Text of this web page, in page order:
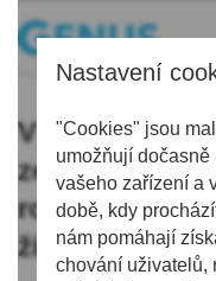
Nastavení
"Cookies" jsou
umožňují
vašeho zařízení a
době, kdy
nám pomáhají
chování uživatelů,
V září na
zemřeli tři
roku už na
životů